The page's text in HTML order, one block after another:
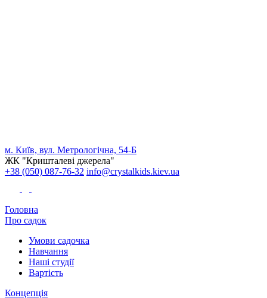
м. Київ, вул. Метрологічна, 54-Б
ЖК "Кришталеві джерела"
+38 (050) 087-76-32 info@crystalkids.kiev.ua
Головна
Про садок
Умови садочка
Навчання
Наші студії
Вартість
Концепція